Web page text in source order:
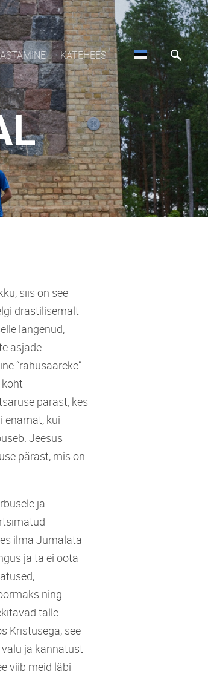
KATEHEES
siis on see
drastilisemalt
langenud,
asjade
“rahusaareke”
koht
pärast, kes
enamat, kui
Jeesus
pärast, mis on
ja
ilma Jumalata
ja ta ei oota
ning
talle
Kristusega, see
ja kannatust
viib meid läbi